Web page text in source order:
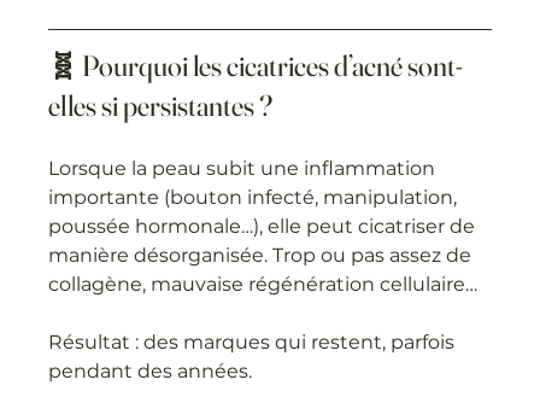
🧬 Pourquoi les cicatrices d’acné sont-
elles si persistantes ?
Lorsque la peau subit une inflammation
importante (bouton infecté, manipulation,
poussée hormonale…), elle peut cicatriser de
manière désorganisée. Trop ou pas assez de
collagène, mauvaise régénération cellulaire…
Résultat : des marques qui restent, parfois
pendant des années.